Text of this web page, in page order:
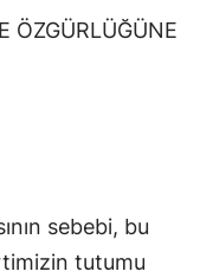
ÖZGÜRLÜĞÜNE
sebebi, bu
tutumu